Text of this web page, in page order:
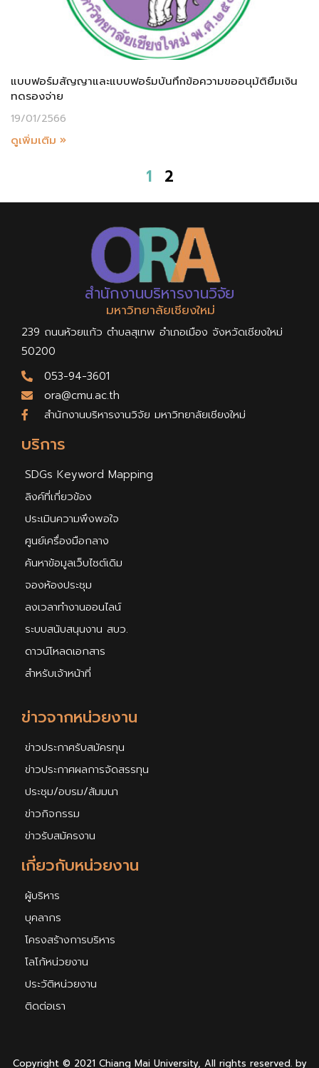
แบบฟอร์มสัญญาและแบบฟอร์มบันทึกข้อความขออนุม้ติยืมเงิน
ทดรองจ่าย
19/01/2566
ดูเพิ่มเติม »
1 2
เกี่ยวกับหน่วยงาน
ผู้บริหาร
บุคลากร
โครงสร้างการบริหาร
โลโก้หน่วยงาน
ประวัติหน่วยงาน
ติดต่อเรา
ข่าวจากหน่วยงาน
ข่าวประกาศรับสมัครทุน
ข่าวประกาศผลการจัดสรรทุน
ประชุม/อบรม/สัมมนา
ข่าวกิจกรรม
ข่าวรับสมัครงาน
บริการ
SDGs Keyword Mapping
ลิงค์ที่เกี่ยวข้อง
ประเมินความพึงพอใจ
ศูนย์เครื่องมือกลาง
ค้นหาข้อมูลเว็บไซต์เดิม
จองห้องประชุม
ลงเวลาทำงานออนไลน์
ระบบสนับสนุนงาน สบว.
ดาวน์โหลดเอกสาร
สำหรับเจ้าหน้าที่
สำนักงานบริหารงานวิจัย
มหาวิทยาลัยเชียงใหม่
239 ถนนห้วยแก้ว ตำบลสุเทพ อำเภอเมือง จังหวัดเชียงใหม่
50200
053-94-3601
ora@cmu.ac.th
สำนักงานบริหารงานวิจัย มหาวิทยาลัยเชียงใหม่
Copyright © 2021 Chiang Mai University, All rights reserved. by